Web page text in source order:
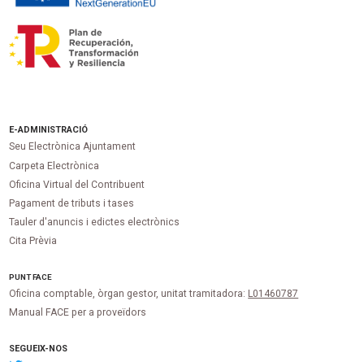
E-ADMINISTRACIÓ
Seu Electrònica Ajuntament
Carpeta Electrònica
Oficina Virtual del Contribuent
Pagament de tributs i tases
Tauler d'anuncis i edictes electrònics
Cita Prèvia
PUNTFACE
Oficina comptable, òrgan gestor, unitat tramitadora: L01460787
Manual FACE per a proveïdors
SEGUEIX-NOS